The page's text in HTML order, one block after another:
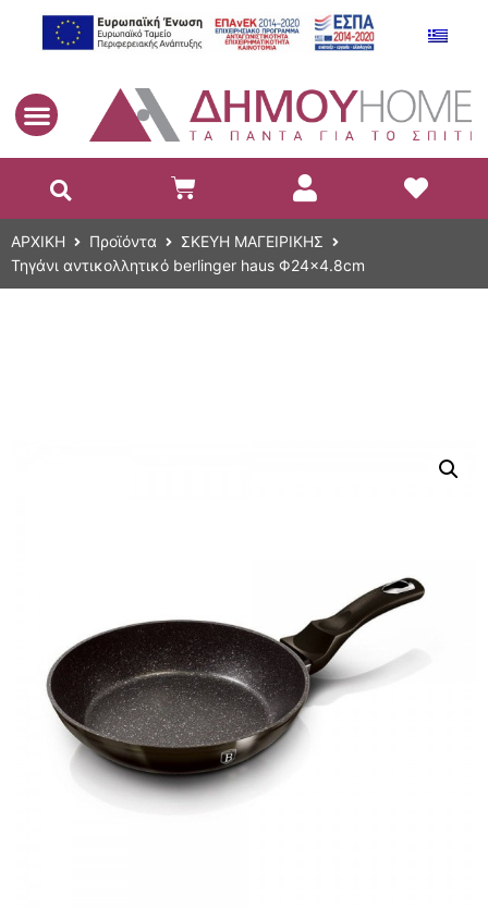
ΑΡΧΙΚΗ Προϊόντα
ΣΚΕΥΗ ΜΑΓΕΙΡΙΚΗΣ
Τηγάνι αντικολλητικό berlinger haus Φ24×4.8cm